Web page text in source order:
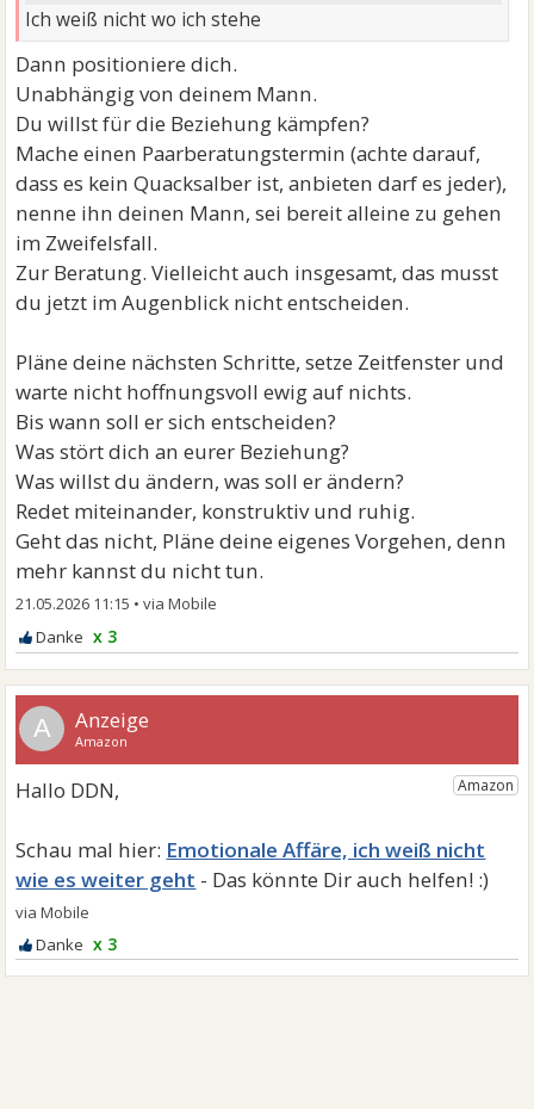
Ich weiß nicht wo ich stehe
Dann positioniere dich.
Unabhängig von deinem Mann.
Du willst für die Beziehung kämpfen?
Mache einen Paarberatungstermin (achte darauf,
dass es kein Quacksalber ist, anbieten darf es jeder),
nenne ihn deinen Mann, sei bereit alleine zu gehen
im Zweifelsfall.
Zur Beratung. Vielleicht auch insgesamt, das musst
du jetzt im Augenblick nicht entscheiden.
Pläne deine nächsten Schritte, setze Zeitfenster und
warte nicht hoffnungsvoll ewig auf nichts.
Bis wann soll er sich entscheiden?
Was stört dich an eurer Beziehung?
Was willst du ändern, was soll er ändern?
Redet miteinander, konstruktiv und ruhig.
Geht das nicht, Pläne deine eigenes Vorgehen, denn
mehr kannst du nicht tun.
21.05.2026 11:15 •
x 3
A
Emotionale Affäre, ich weiß nicht
wie es weiter geht
x 3